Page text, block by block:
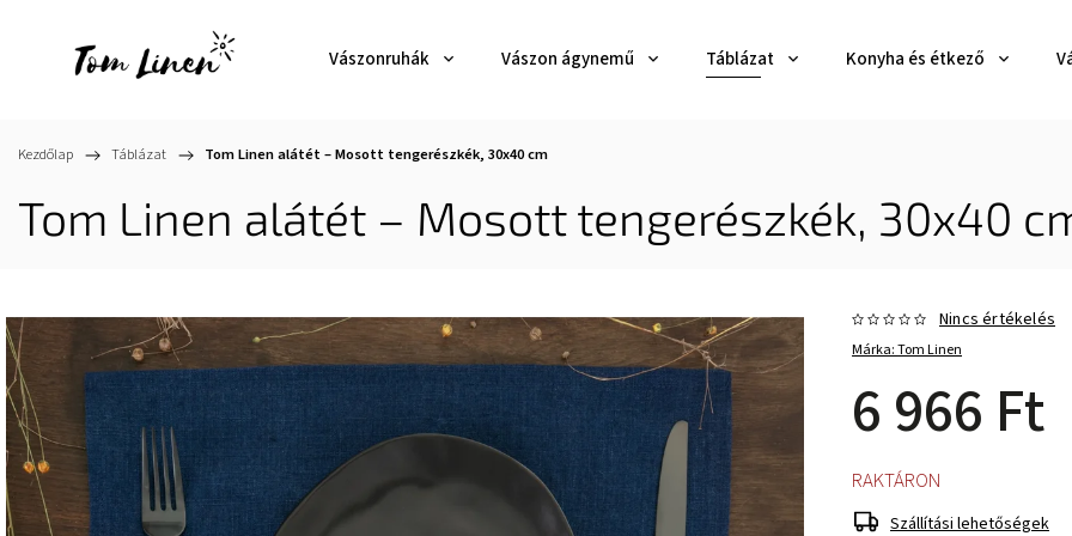
Vászonruhák Vászon ágynemű Táblázat Konyha és étkező
Kezdőlap / Táblázat / Tom Linen alátét – Mosott tengerészkék, 30x40 cm
Tom Linen alátét – Mosott tengerészkék, 30x40
Márka:Tom Linen
Nincs értékelés
6 966 Ft
RAKTÁRON
Szállítási lehetőségek